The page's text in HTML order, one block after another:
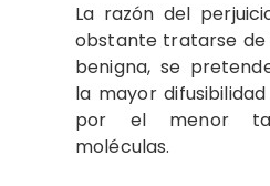
La razón del
obstante tratarse de
benigna, se
la mayor
por el menor
moléculas.